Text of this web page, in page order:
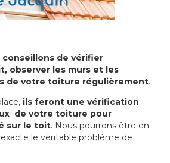
conseillons de vérifier
observer les murs et les
de votre toiture régulièrement.
ils feront une vérification
de votre toiture pour
sur le toit. Nous pourrons être en
le véritable problème de